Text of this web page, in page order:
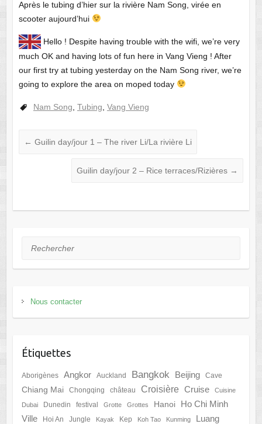
Après le tubing d’hier sur la rivière Nam Song, virée en
scooter aujourd’hui
Hello ! Despite having trouble with the wifi, we’re very
much OK and having lots of fun here in Vang Vieng ! After
our first try at tubing yesterday on the Nam Song river, we’re
going to explore the area on moped today
Nam Song Tubing Vang Vieng
← Guilin day/jour 1 – The river Li/La rivière Li
Guilin day/jour 2 – Rice terraces/Rizières →
Rechercher
Nous contacter
Étiquettes
Aborigènes Angkor Auckland Bangkok Beijing Cave
Chiang Mai Chongqing château Croisière Cruise Cuisine
Dubai Dunedin festival Grotte Grottes Hanoi
Ho Chi Minh
Ville
Hoi An Jungle Kayak Kep Koh Tao Kunming
Luang